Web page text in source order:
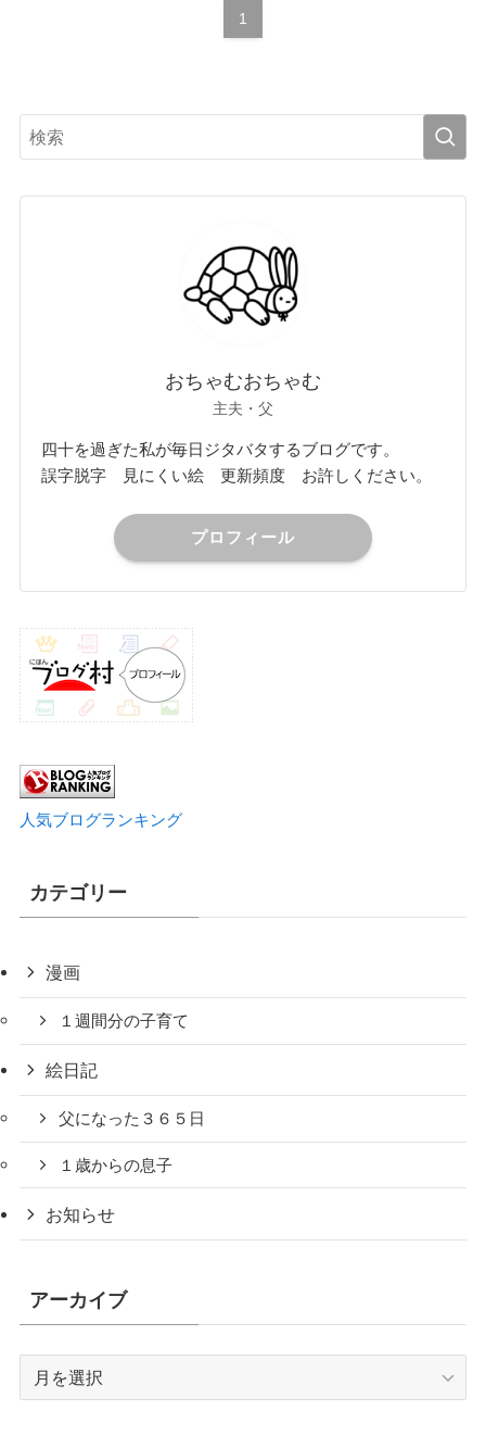
1
おちゃむおちゃむ
主夫・父
四十を過ぎた私が毎日ジタバタするブログです。
誤字脱字 見にくい絵 更新頻度 お許しください。
プロフィール
人気ブログランキング
カテゴリー
漫画
１週間分の子育て
絵日記
父になった３６５日
１歳からの息子
お知らせ
アーカイブ